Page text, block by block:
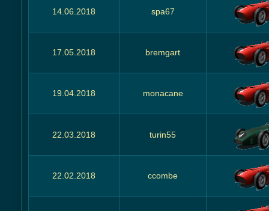
14.06.2018 spa67
17.05.2018 bremgart
19.04.2018 monacane
22.03.2018 turin55
22.02.2018 ccombe